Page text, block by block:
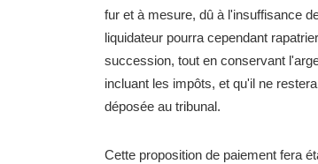
fur et à mesure, dû à l'insuffisance
liquidateur pourra cependant
succession, tout en conservant
incluant les impôts, et qu'il ne
déposée au tribunal.
Cette proposition de paiement fera